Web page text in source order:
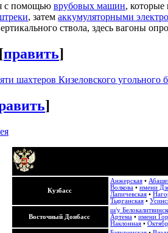
с помощью врубовых машин, которые
, затем аккумуляторными
ствола, здесь вагоны
[править]
шахтеров Кизеловского угольного
]
Кузбасс
Анжерская •
Волкова • имени
Лапичевская •
Тырганская •
Восточный Донбасс
ш/у
Артема • имени
Наклонная •